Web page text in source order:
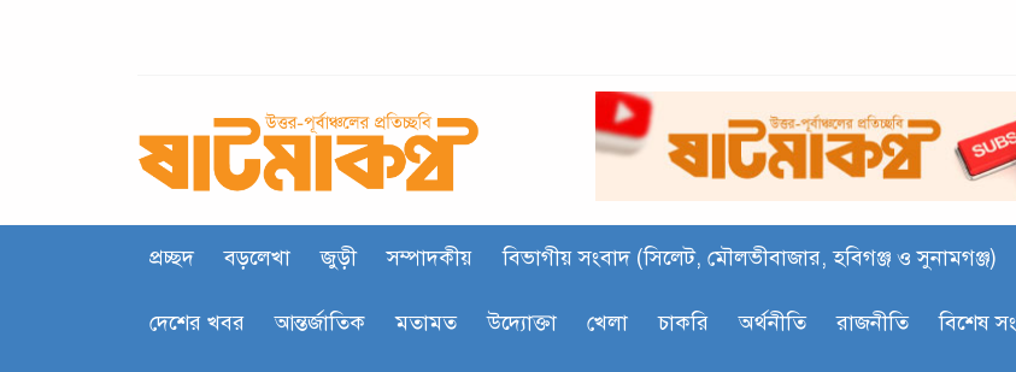
প্রচ্ছদ বড়লেখা জুড়ী সম্পাদকীয় বিভাগীয় সংবাদ (সিলেট, মৌলভীবাজার, হবিগঞ্জ ও সুনামগঞ্জ)
দেশের খবর আন্তর্জাতিক মতামত উদ্যোক্তা খেলা চাকরি অর্থনীতি রাজনীতি বিশেষ